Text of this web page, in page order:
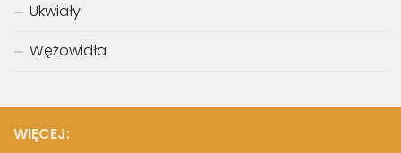
Ukwiały
Wężowidła
WIĘCEJ: